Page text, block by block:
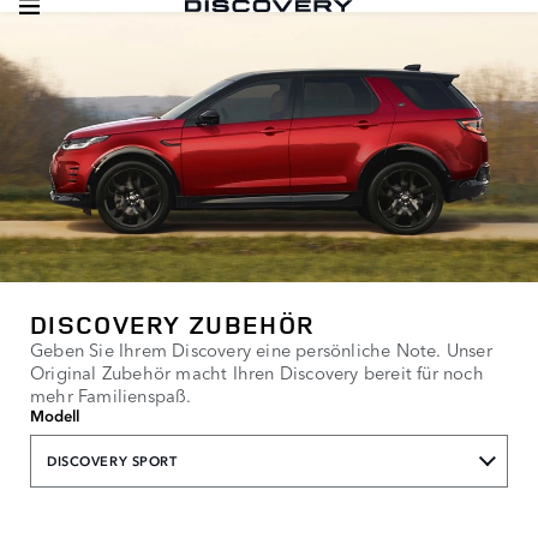
DISCOVERY ZUBEHÖR
Geben Sie Ihrem Discovery eine persönliche Note. Unser
Original Zubehör macht Ihren Discovery bereit für noch
mehr Familienspaß.
Modell
DISCOVERY SPORT